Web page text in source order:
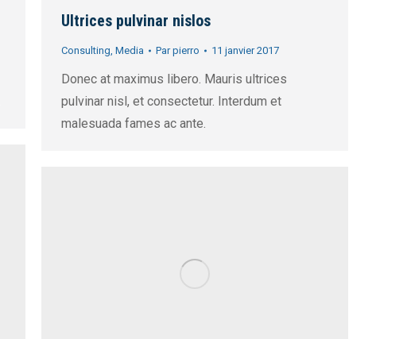
Ultrices pulvinar nislos
Consulting, Media Parpierro 11 janvier 2017
Donec at maximus libero. Mauris ultrices
pulvinar nisl, et consectetur. Interdum et
malesuada fames ac ante.